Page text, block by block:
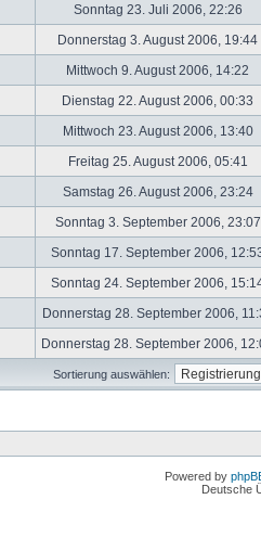
Sonntag 23. Juli 2006, 22:26
Donnerstag 3. August 2006, 19:44
Mittwoch 9. August 2006, 14:22
Dienstag 22. August 2006, 00:33
Mittwoch 23. August 2006, 13:40
Freitag 25. August 2006, 05:41
Samstag 26. August 2006, 23:24
Sonntag 3. September 2006,
Sonntag 17. September 2006,
Sonntag 24. September 2006,
Donnerstag 28. September 2006,
Donnerstag 28. September 2006,
Sortierung auswählen:
Powered by
Deutsche